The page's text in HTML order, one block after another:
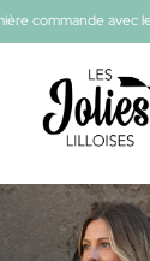
commande avec